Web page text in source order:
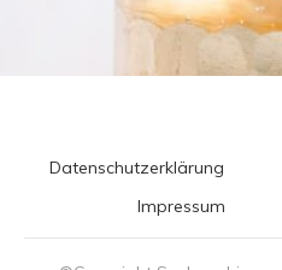
Datenschutzerklärung
Impressum